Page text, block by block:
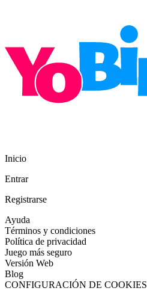
Inicio
Entrar
Registrarse
Ayuda
Términos y condiciones
Política de privacidad
Juego más seguro
Versión Web
Blog
CONFIGURACIÓN DE COOKIES